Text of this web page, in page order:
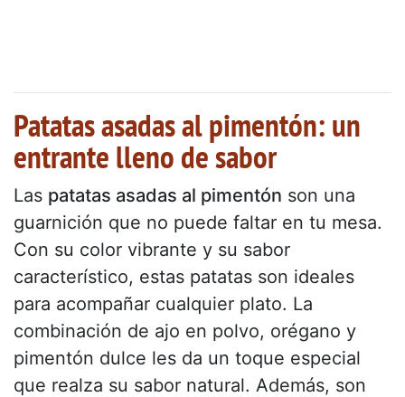
Patatas asadas al pimentón: un
entrante lleno de sabor
Las patatas asadas al pimentón son una
guarnición que no puede faltar en tu mesa.
Con su color vibrante y su sabor
característico, estas patatas son ideales
para acompañar cualquier plato. La
combinación de ajo en polvo, orégano y
pimentón dulce les da un toque especial
que realza su sabor natural. Además, son